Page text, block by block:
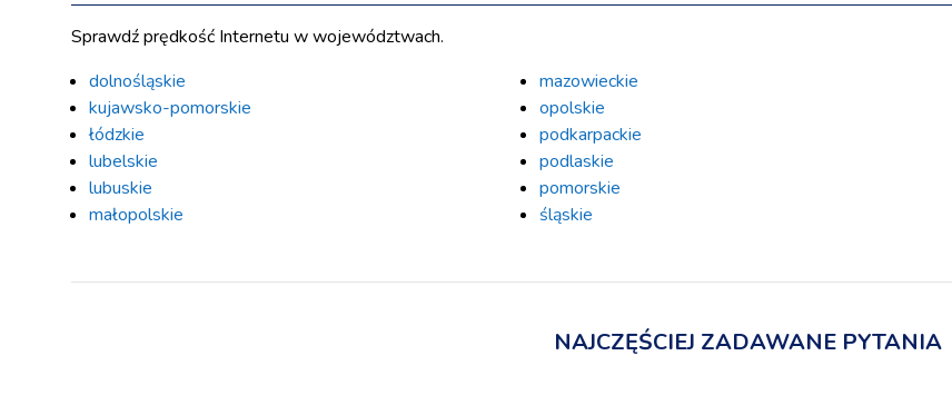
Sprawdź prędkość Internetu w województwach.
dolnośląskie
kujawsko-pomorskie
łódzkie
lubelskie
lubuskie
małopolskie
mazowieckie
opolskie
podkarpackie
podlaskie
pomorskie
śląskie
NAJCZĘŚCIEJ ZADAWANE PYTANIA